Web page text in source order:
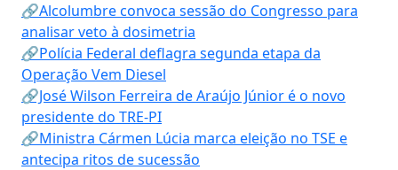
🔗Alcolumbre convoca sessão do Congresso para
analisar veto à dosimetria
🔗Polícia Federal deflagra segunda etapa da
Operação Vem Diesel
🔗José Wilson Ferreira de Araújo Júnior é o novo
presidente do TRE-PI
🔗Ministra Cármen Lúcia marca eleição no TSE e
antecipa ritos de sucessão